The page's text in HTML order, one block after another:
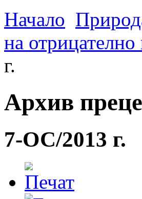
Начало
на отрицателно
г.
Архив
7-ОС/2013 г.